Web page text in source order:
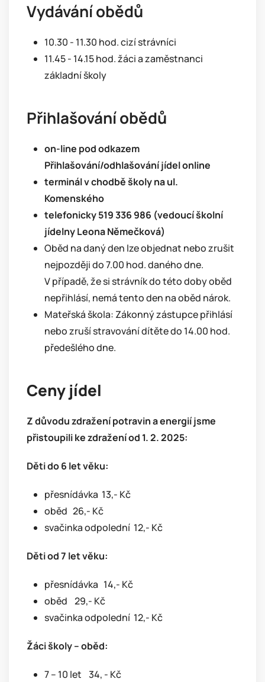
Vydávání obědů
10.30 - 11.30 hod. cizí strávníci
11.45 - 14.15 hod. žáci a zaměstnanci
základní školy
Přihlašování obědů
on-line pod odkazem
Přihlašování/odhlašování jídel online
terminál v chodbě školy na ul.
Komenského
telefonicky 519 336 986 (vedoucí školní
jídelny Leona Němečková)
Oběd na daný den lze objednat nebo zrušit
nejpozději do 7.00 hod. daného dne.
V případě, že si strávník do této doby oběd
nepřihlásí, nemá tento den na oběd nárok.
Mateřská škola: Zákonný zástupce přihlásí
nebo zruší stravování dítěte do 14.00 hod.
předešlého dne.
Ceny jídel
Z důvodu zdražení potravin a energií jsme
přistoupili ke zdražení od 1. 2. 2025:
Děti do 6 let věku:
přesnídávka 13,- Kč
oběd 26,- Kč
svačinka odpolední 12,- Kč
Děti od 7 let věku:
přesnídávka 14,- Kč
oběd 29,- Kč
svačinka odpolední 12,- Kč
Žáci školy – oběd:
7 – 10 let 34, - Kč